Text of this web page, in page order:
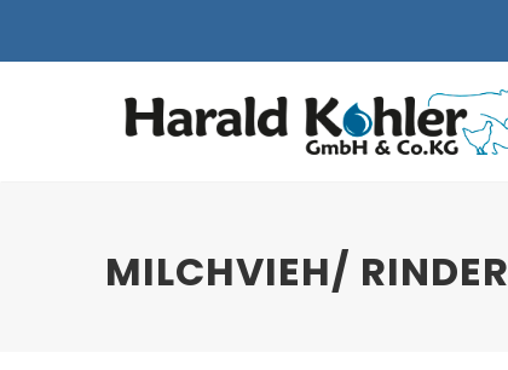
MILCHVIEH/ RINDER